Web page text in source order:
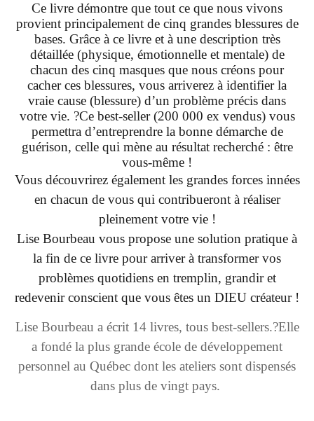
Ce livre démontre que tout ce que nous vivons
provient principalement de cinq grandes blessures de
bases. Grâce à ce livre et à une description très
détaillée (physique, émotionnelle et mentale) de
chacun des cinq masques que nous créons pour
cacher ces blessures, vous arriverez à identifier la
vraie cause (blessure) d’un problème précis dans
votre vie. ?Ce best-seller (200 000 ex vendus) vous
permettra d’entreprendre la bonne démarche de
guérison, celle qui mène au résultat recherché : être
vous-même !
Vous découvrirez également les grandes forces innées
en chacun de vous qui contribueront à réaliser
pleinement votre vie !
Lise Bourbeau vous propose une solution pratique à
la fin de ce livre pour arriver à transformer vos
problèmes quotidiens en tremplin, grandir et
redevenir conscient que vous êtes un DIEU créateur !
Lise Bourbeau a écrit 14 livres, tous best-sellers.?Elle
a fondé la plus grande école de développement
personnel au Québec dont les ateliers sont dispensés
dans plus de vingt pays.